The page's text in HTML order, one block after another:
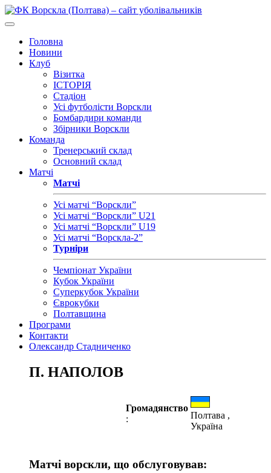
Головна
Новини
Клуб
Візитка
ІСТОРІЯ
Стадіон
Усі футболісти Ворскли
Бомбардири команди
Збірники Ворскли
Команда
Тренерський склад
Основний склад
Матчі
Матчі
Усі матчі “Ворскли”
Усі матчі “Ворскли” U21
Усі матчі “Ворскли” U19
Усі матчі “Ворскла-2”
Турніри
Чемпіонат України
Кубок України
Суперкубок України
Єврокубки
Полтавщина
Програми
Контакти
Олександр Стадниченко
П. НАПОЛОВ
Громадянство
:
Полтава ,
Україна
Матчі ворскли, що обслуговував: